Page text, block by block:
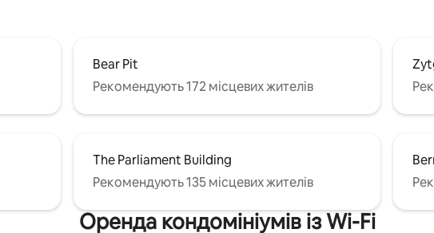
Bear Pit
Рекомендують 172 місцевих жителів
The Parliament Building
Рекомендують 135 місцевих жителів
Оренда кондомініумів із Wi-Fi